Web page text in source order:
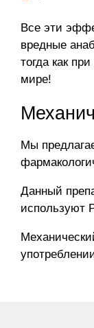
Все эти
вредные
тогда как
мире!
Мы
Данный
используют